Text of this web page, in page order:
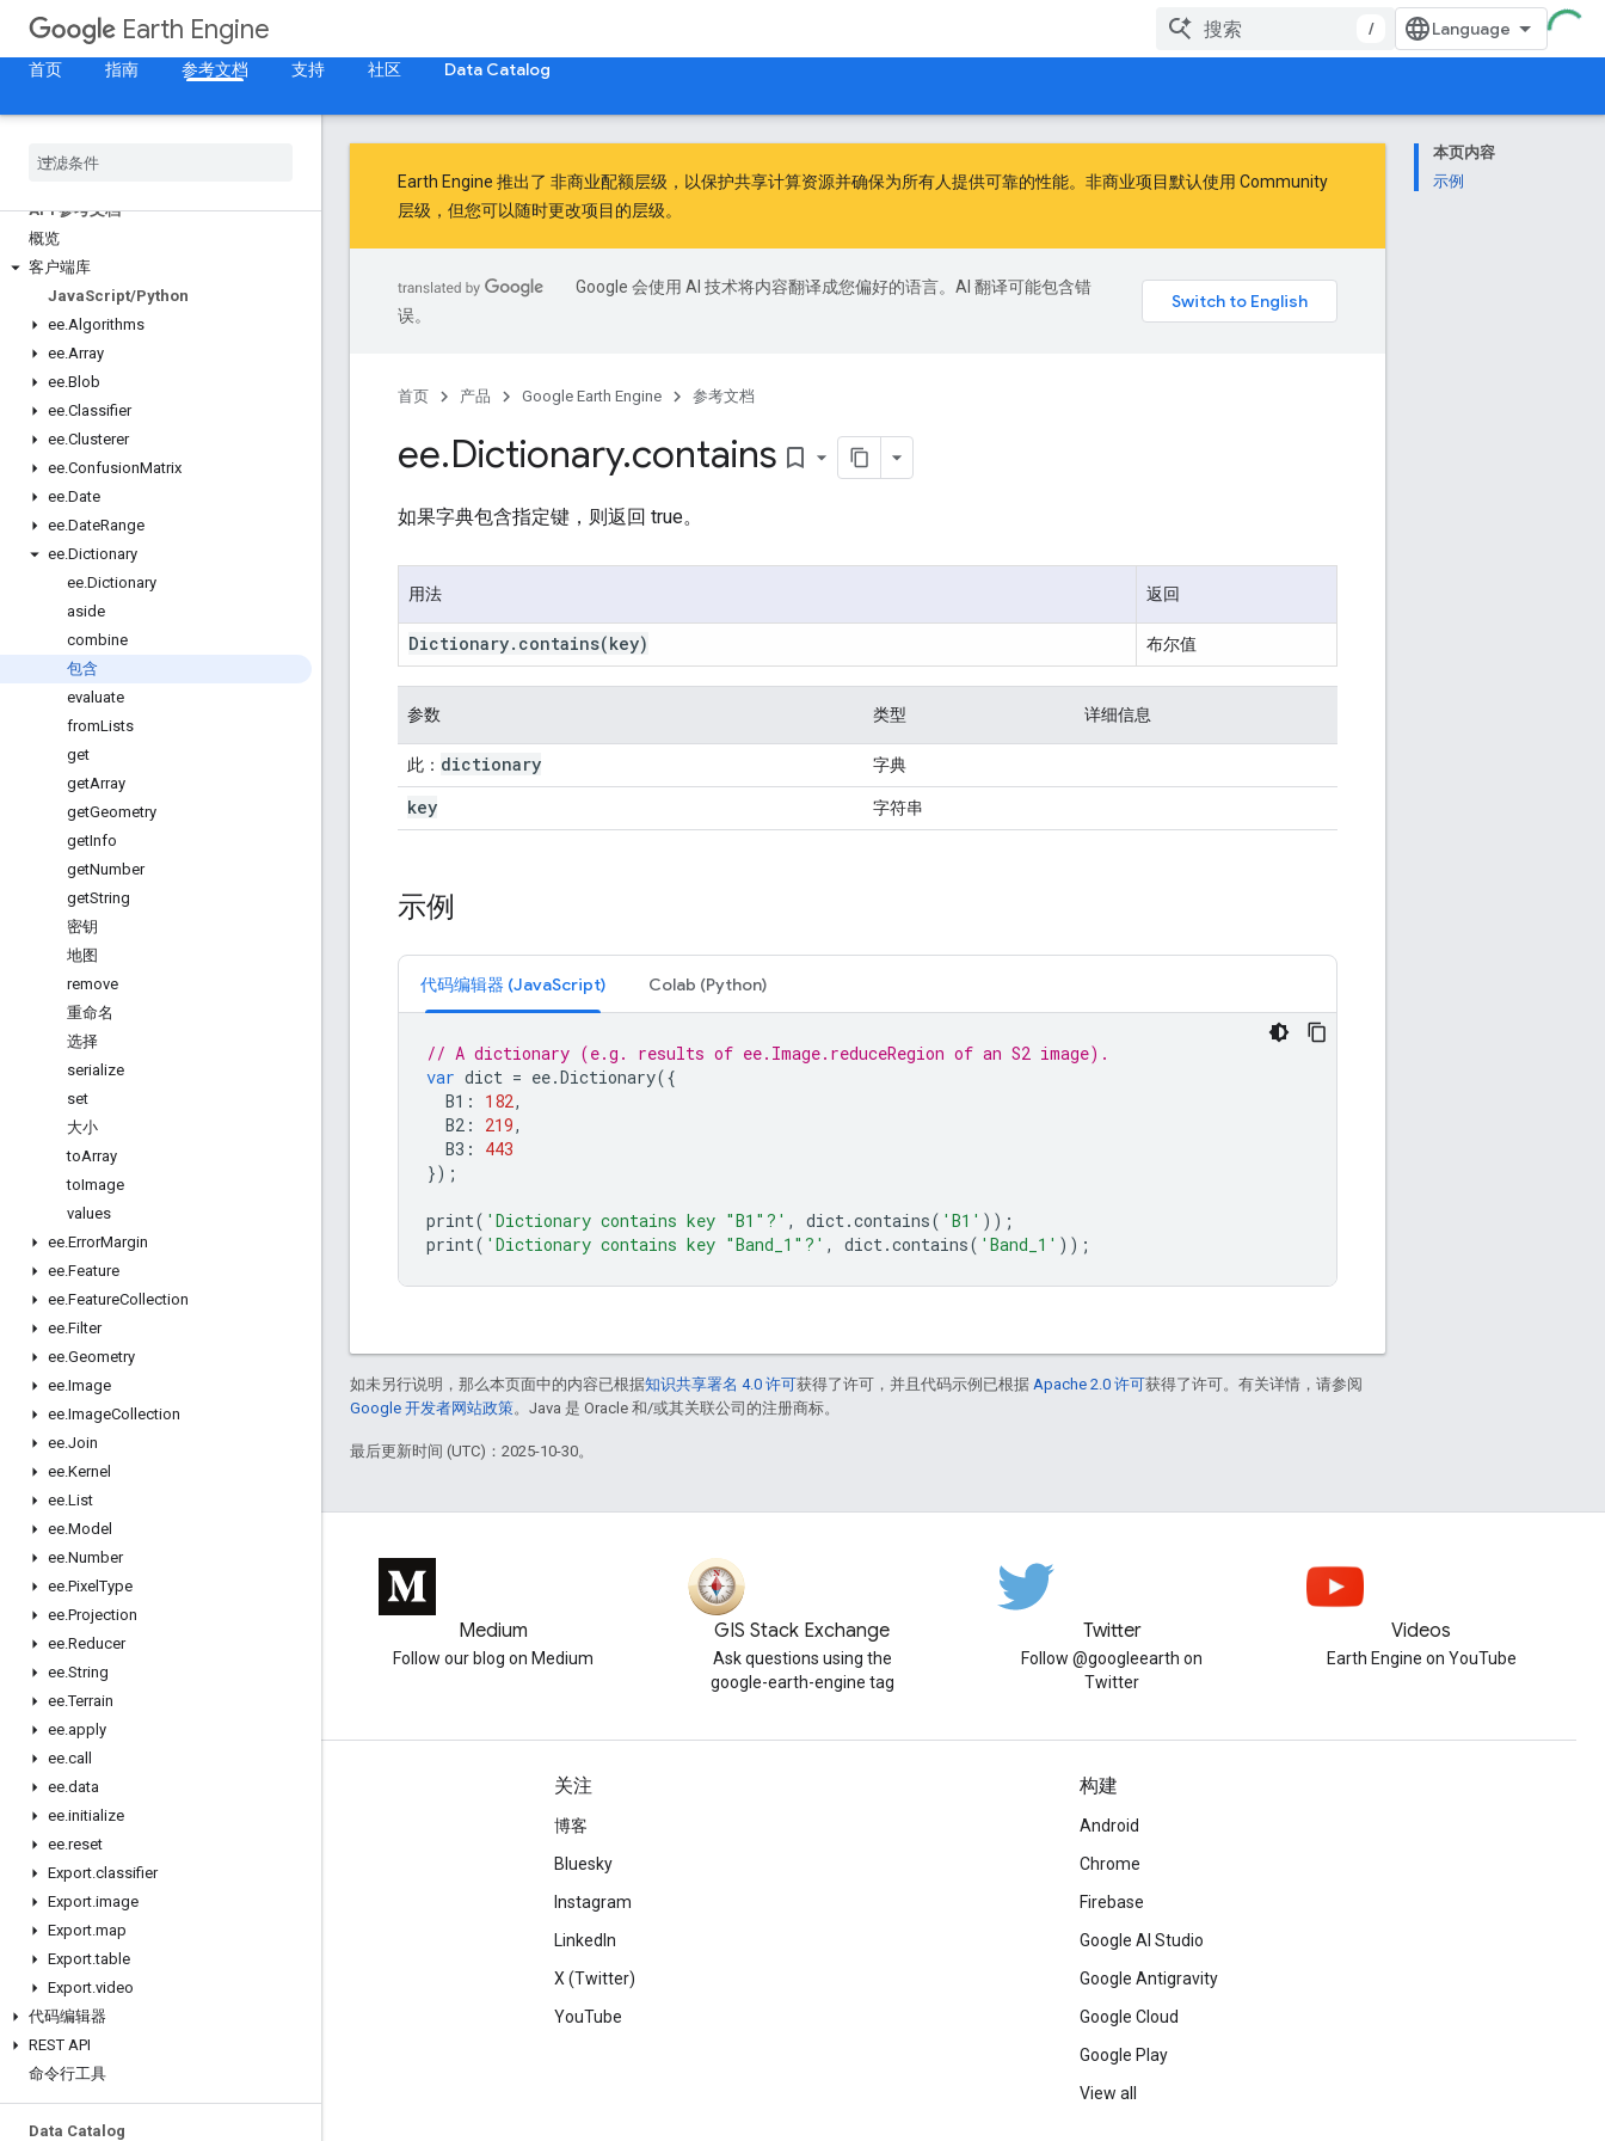
Earth Engine
/
首页
指南 参考文档 支持 社区 Data Catalog
API 参考文档
概览
客户端库
JavaScript/Python
ee.Algorithms
ee.Array
ee.Blob
ee.Classifier
ee.Clusterer
ee.ConfusionMatrix
ee.Date
ee.DateRange
ee.Dictionary
ee.Dictionary
aside
combine
包含
evaluate
fromLists
get
getArray
getGeometry
getInfo
getNumber
getString
密钥
地图
remove
重命名
选择
serialize
set
大小
toArray
toImage
values
ee.ErrorMargin
ee.Feature
ee.FeatureCollection
ee.Filter
ee.Geometry
ee.Image
ee.ImageCollection
ee.Join
ee.Kernel
ee.List
ee.Model
ee.Number
ee.PixelType
ee.Projection
ee.Reducer
ee.String
ee.Terrain
ee.apply
ee.call
ee.data
ee.initialize
ee.reset
Export.classifier
Export.image
Export.map
Export.table
Export.video
代码编辑器
REST API
命令行工具
Data Catalog
本页内容
示例
Earth Engine 推出了 非商业配额层级 ，以保护共享计算资源并确保为所有人提供可靠的性能。非商业项目默认使用 Community
层级，但您可以随时更改项目的层级。
Google 会使用 AI 技术将内容翻译成您偏好的语言。AI 翻译可能包含错
误。
首页 产品 Google Earth Engine 参考文档
ee.Dictionary.contains bookmark_border
如果字典包含指定键，则返回 true。
用法 返回
Dictionary. contains(key) 布尔值
参数 类型 详细信息
此： dictionary 字典
key 字符串
示例
代码编辑器 (JavaScript) Colab (Python)
// A dictionary (e.g. results of ee.Image.reduceRegion of an S2 image).
var dict = ee.Dictionary({
B1 : 182,
B2 : 219,
B3 :
443
});
print( 'Dictionary contains key "B1"?' , dict.contains( 'B1' ));
print( 'Dictionary contains key "Band_1"?' , dict.contains( 'Band_1' ));
如未另行说明，那么本页面中的内容已根据知识共享署名 4.0 许可获得了许可，并且代码示例已根据 Apache 2.0 许可获得了许可。有关详情，请参阅
Google 开发者网站政策。Java 是 Oracle 和/或其关联公司的注册商标。
最后更新时间 (UTC)：2025-10-30。
Medium
Follow our blog on Medium
GIS Stack Exchange
Ask questions using the
google-earth-engine tag
Twitter
Follow @googleearth on
Twitter
Videos
Earth Engine on YouTube
互动
Google Developer Program
Google Developer Groups
Google Developer Experts
Accelerators
Google Cloud & NVIDIA
关注
博客
Bluesky
Instagram
LinkedIn
X (Twitter)
YouTube
构建
Android
Chrome
Firebase
Google AI Studio
Google Antigravity
Google Cloud
Google Play
View all